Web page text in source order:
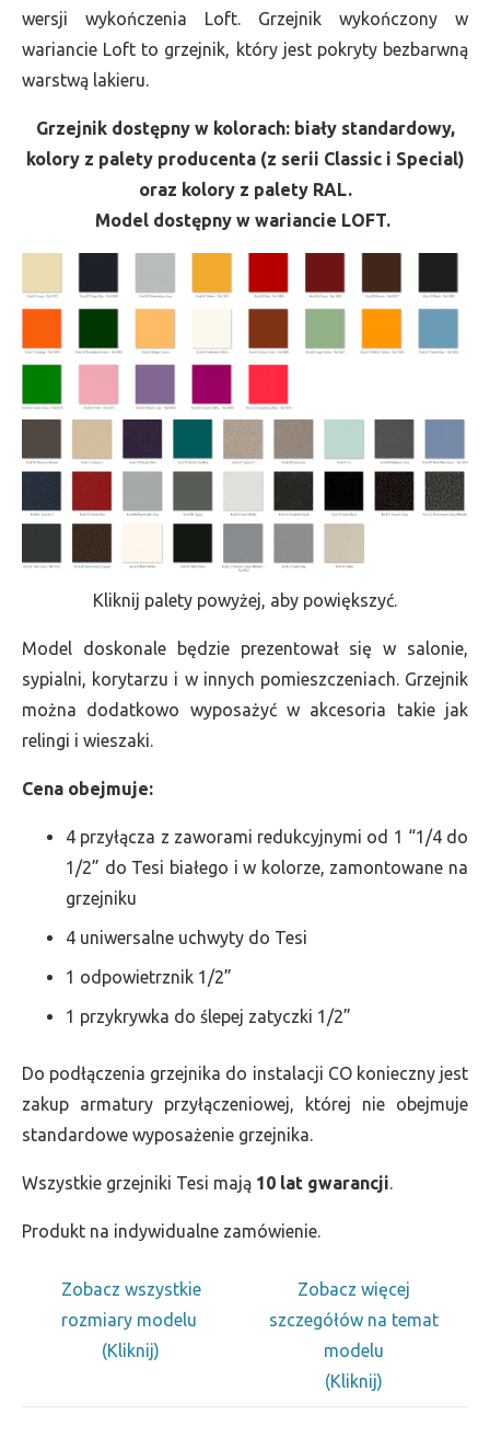
wersji wykończenia Loft. Grzejnik wykończony w
wariancie Loft to grzejnik, który jest pokryty bezbarwną
warstwą lakieru.
Grzejnik dostępny w kolorach: biały standardowy,
kolory z palety producenta (z serii Classic i Special)
oraz kolory z palety RAL.
Model dostępny w wariancie LOFT.
Kliknij palety powyżej, aby powiększyć.
Model doskonale będzie prezentował się w salonie,
sypialni, korytarzu i w innych pomieszczeniach. Grzejnik
można dodatkowo wyposażyć w akcesoria takie jak
relingi i wieszaki.
Cena obejmuje:
4 przyłącza z zaworami redukcyjnymi od 1 “1/4 do
1/2” do Tesi białego i w kolorze, zamontowane na
grzejniku
4 uniwersalne uchwyty do Tesi
1 odpowietrznik 1/2”
1 przykrywka do ślepej zatyczki 1/2”
Do podłączenia grzejnika do instalacji CO konieczny jest
zakup armatury przyłączeniowej, której nie obejmuje
standardowe wyposażenie grzejnika.
Wszystkie grzejniki Tesi mają 10 lat gwarancji.
Produkt na indywidualne zamówienie.
Zobacz wszystkie
rozmiary modelu
(Kliknij)
Zobacz więcej
szczegółów na temat
modelu
(Kliknij)